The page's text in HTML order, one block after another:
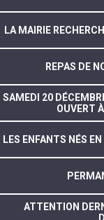
LA MAIRIE
REPAS DE
SAMEDI 20
OUVERT
LES ENFANTS NÉS
ATTENTION